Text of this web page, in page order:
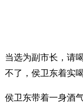
当选为副市长，请
不了，侯卫东着实
侯卫东带着一身酒